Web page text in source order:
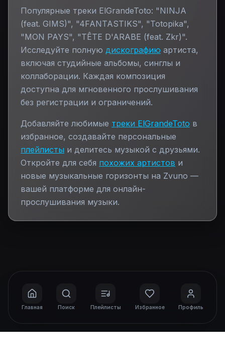
Популярные треки ElGrandeToto: "NINJA
(feat. GIMS)", "4FANTASTIKS", "Totopika",
"MON PAYS", "TÊTE D'ARABE (feat. Zkr)".
Исследуйте полную дискографию артиста,
включая студийные альбомы, синглы и
коллаборации. Каждая композиция
доступна для мгновенного прослушивания
без регистрации и ограничений.
Добавляйте любимые треки ElGrandeToto в
избранное, создавайте персональные
плейлисты и делитесь музыкой с друзьями.
Откройте для себя похожих артистов и
новые музыкальные горизонты на Zvuno —
вашей платформе для онлайн-
прослушивания музыки.
Главная Поиск Плейлисты Избранное Профиль